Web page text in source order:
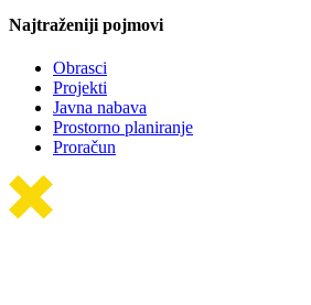
Najtraženiji pojmovi
Obrasci
Projekti
Javna nabava
Prostorno planiranje
Proračun